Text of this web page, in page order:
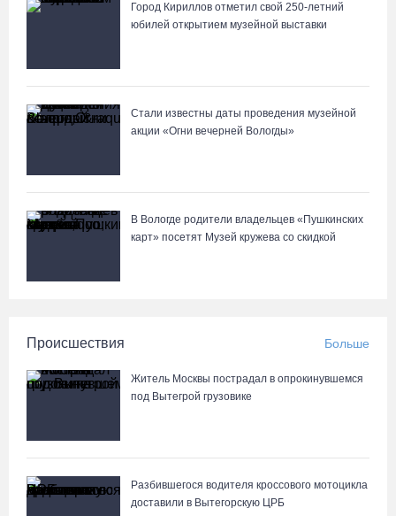
Город Кириллов отметил свой 250-летний
юбилей открытием музейной выставки
Стали известны даты проведения музейной
акции «Огни вечерней Вологды»
В Вологде родители владельцев «Пушкинских
карт» посетят Музей кружева со скидкой
Происшествия Больше
Житель Москвы пострадал в опрокинувшемся
под Вытегрой грузовике
Разбившегося водителя кроссового мотоцикла
доставили в Вытегорскую ЦРБ